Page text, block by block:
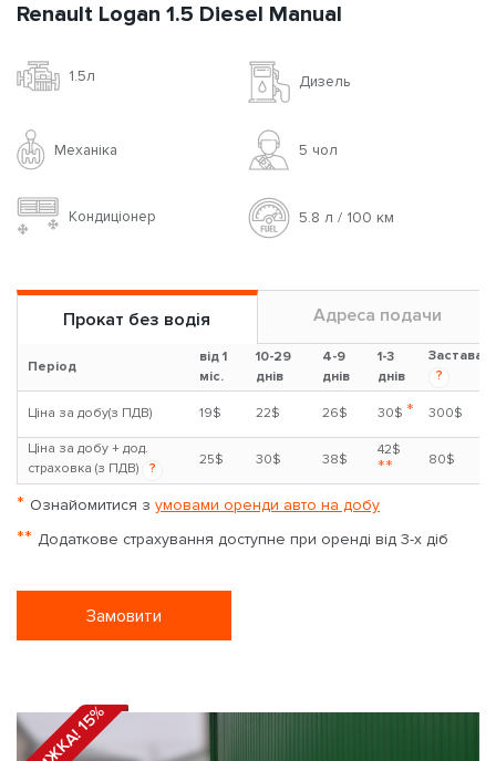
Renault Logan 1.5 Diesel Manual
1.5л Дизель
Механіка 5 чoл
Кондиціонер 5.8 л / 100 км
Прокат без водія Адреса подачи
Період
від 1
міс.
10-29
днів
4-9
днів
1-3
днів
Застава
?
Ціна за добу(з ПДВ) 19$ 22$ 26$ 30$ * 300$
Ціна за добу + дод.
страховка (з ПДВ)
?
25$ 30$ 38$
42$
** 80$
* Ознайомитися з умовами оренди авто на добу
** Додаткове страхування доступне при оренді від 3-х діб
Замовити